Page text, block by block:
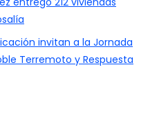
invitan a la Jornada
Terremoto y Respuesta